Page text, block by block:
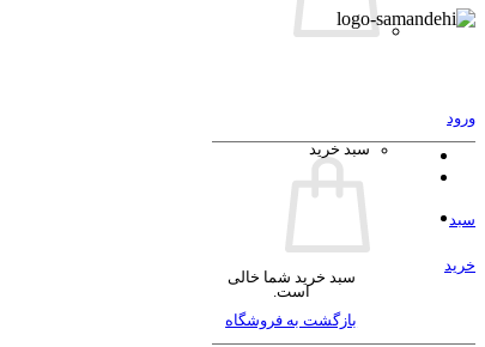
مدیریت صفحات اجتماعی
اینفلوانسر مارکتینگ
تبلیغات در شبکه های اجتماعی
مشاهده صفحه خدمات طراحی سایت
ورود
سبد
خرید
سبد خرید
سبد خرید شما خالی
است.
بازگشت به فروشگاه